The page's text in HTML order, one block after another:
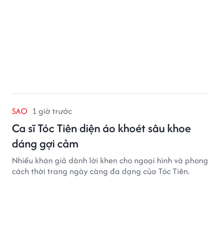
SAO 1 giờ trước
Ca sĩ Tóc Tiên diện áo khoét sâu khoe
dáng gợi cảm
Nhiều khán giả dành lời khen cho ngoại hình và phong
cách thời trang ngày càng đa dạng của Tóc Tiên.